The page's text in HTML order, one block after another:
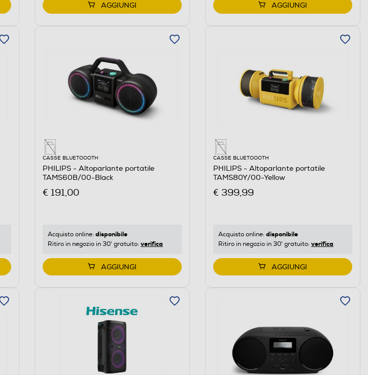
AGGIUNGI AGGIUNGI
CASSE BLUETOOOTH
PHILIPS - Altoparlante portatile
TAMS60B/00-Black
€ 191,00
Acquisto online: disponibile
Ritiro in negozio in 30' gratuito: verifica
AGGIUNGI
CASSE BLUETOOOTH
PHILIPS - Altoparlante portatile
TAMS80Y/00-Yellow
€ 399,99
Acquisto online: disponibile
Ritiro in negozio in 30' gratuito: verifica
AGGIUNGI